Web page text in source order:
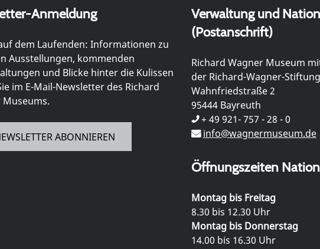
Anmeldung
dem Laufenden: Informationen zu
Ausstellungen, kommenden
und Blicke hinter die Kulissen
im E-Mail-Newsletter des Richard
ABONNIEREN
Verwaltung und
(Postanschrift)
Richard Wagner Museum
der Richard-Wagner-Stiftung
Wahnfriedstraße 2
95444 Bayreuth
+ 49 921- 757 - 28 - 0
info@wagnermuseum.de
Öffnungszeiten
Montag bis Freitag
8.30 bis 12.30 Uhr
Montag bis Donnerstag
14.00 bis 16.30 Uhr